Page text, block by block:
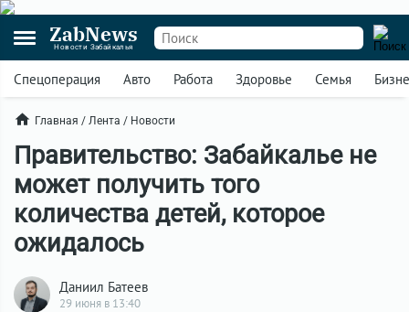
ZabNews
Новости Забайкалья
Спецоперация Авто Работа Здоровье Семья
Главная / Лента / Новости
Правительство: Забайкалье не
может получить того
количества детей, которое
ожидалось
Даниил Батеев
29 июня в 13:40